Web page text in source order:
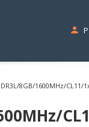
8GB/1600MHz/CL11/